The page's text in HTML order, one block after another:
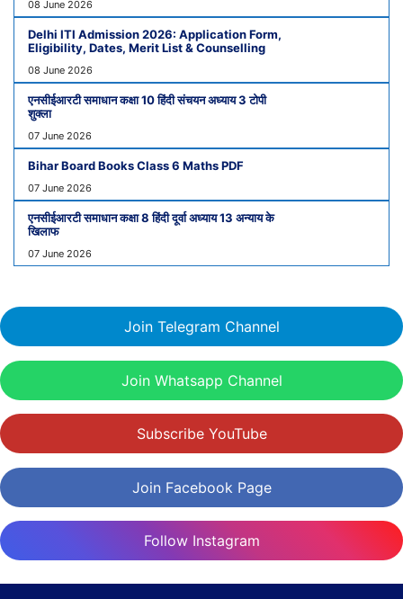
08 June 2026
Delhi ITI Admission 2026: Application Form,
Eligibility, Dates, Merit List & Counselling
08 June 2026
एनसीईआरटी समाधान कक्षा 10 हिंदी संचयन अध्याय 3 टोपी
शुक्ला
07 June 2026
Bihar Board Books Class 6 Maths PDF
07 June 2026
एनसीईआरटी समाधान कक्षा 8 हिंदी दूर्वा अध्याय 13 अन्याय के
खिलाफ
07 June 2026
Join Telegram Channel
Join Whatsapp Channel
Subscribe YouTube
Join Facebook Page
Follow Instagram